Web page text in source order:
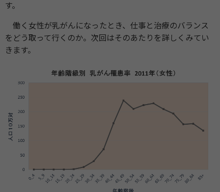
す。
働く女性が乳がんになったとき、仕事と治療のバランス
をどう取って行くのか。次回はそのあたりを詳しくみてい
きます。